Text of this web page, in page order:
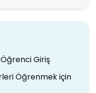
Giriş
Öğrenmek için